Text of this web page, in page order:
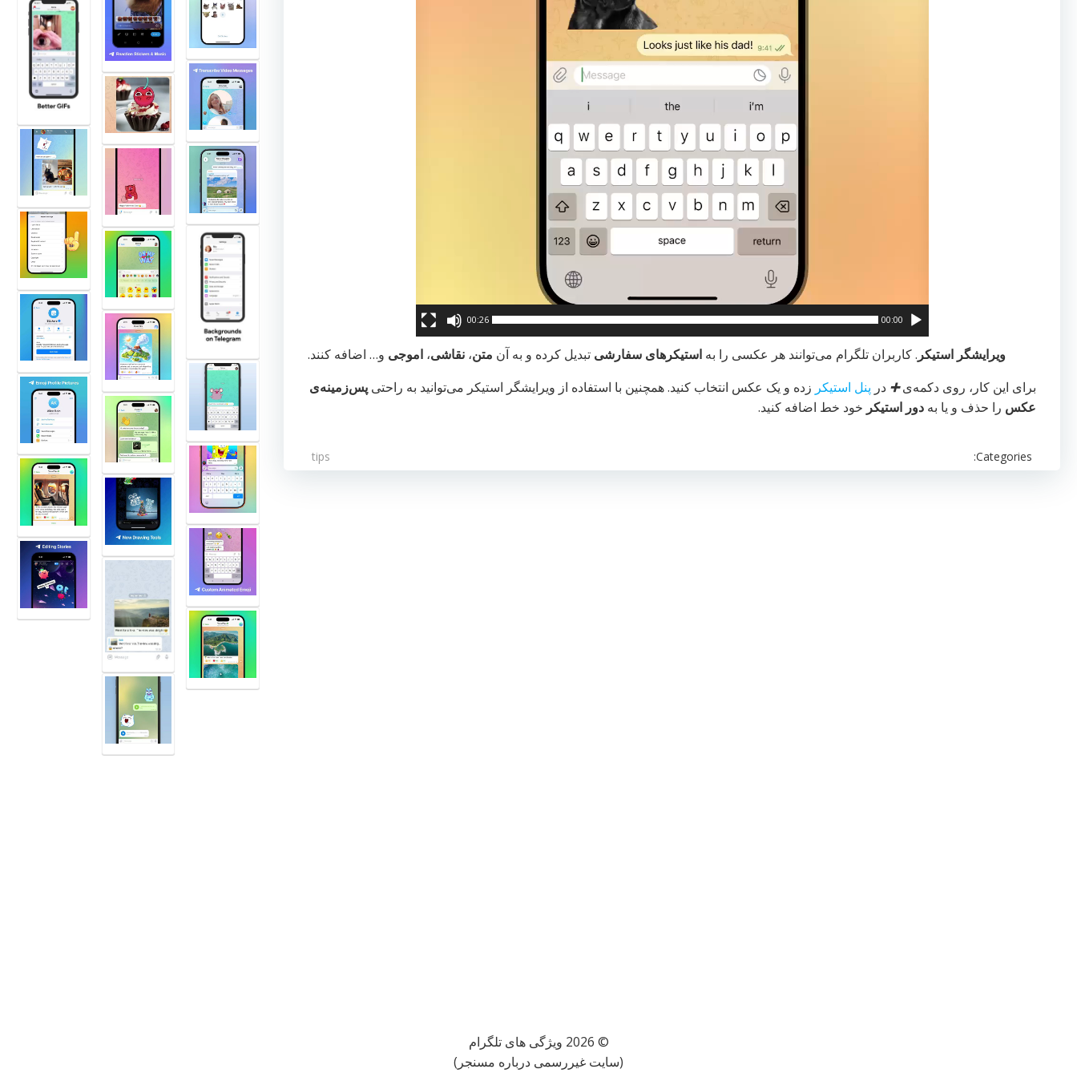
00:00
00:26
ویرایشگر استیکر . کاربران تلگرام می‌توانند هر عکسی را به استیکرهای سفارشی تبدیل کرده و به آن متن، نقاشی، اموجی و… اضافه کنند.
برای این کار، روی دکمه‌ی➕ در پنل استیکر زده و یک عکس انتخاب کنید. همچنین با استفاده از ویرایشگر استیکر می‌توانید به راحتی پس‌زمینه‌ی
عکس را حذف و یا به دور استیکر خود خط اضافه کنید.
Categories:
tips
© 2026 ویژگی های تلگرام
(سایت غیررسمی درباره مسنجر)